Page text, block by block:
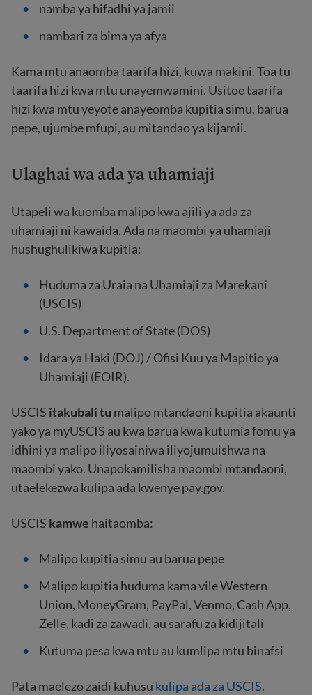
namba ya hifadhi ya jamii
nambari za bima ya afya
Kama mtu anaomba taarifa hizi, kuwa makini. Toa tu
taarifa hizi kwa mtu unayemwamini. Usitoe taarifa
hizi kwa mtu yeyote anayeomba kupitia simu, barua
pepe, ujumbe mfupi, au mitandao ya kijamii.
Ulaghai waada ya uhamiaji
Utapeli wa kuomba malipo kwa ajili ya ada za
uhamiaji ni kawaida. Ada na maombi ya uhamiaji
hushughulikiwa kupitia:
Huduma za Uraia na Uhamiaji za Marekani
(USCIS)
U.S. Department of State (DOS)
Idara ya Haki (DOJ) / Ofisi Kuu ya Mapitio ya
Uhamiaji (EOIR).
USCIS itakubali tu malipo mtandaoni kupitia akaunti
yako ya myUSCIS au kwa barua kwa kutumia fomu ya
idhini ya malipo iliyosainiwa iliyojumuishwa na
maombi yako. Unapokamilisha maombi mtandaoni,
utaelekezwa kulipa ada kwenye pay.gov.
USCIS kamwe haitaomba:
Malipo kupitia simu au barua pepe
Malipo kupitia huduma kama vile Western
Union, MoneyGram, PayPal, Venmo, Cash App,
Zelle, kadi za zawadi, au sarafu za kidijitali
Kutuma pesa kwa mtu au kumlipa mtu binafsi
Pata maelezo zaidi kuhusu kulipa ada za USCIS.